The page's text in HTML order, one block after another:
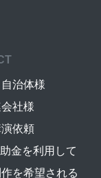
治体様
社様
依頼
金を利用して
を希望される